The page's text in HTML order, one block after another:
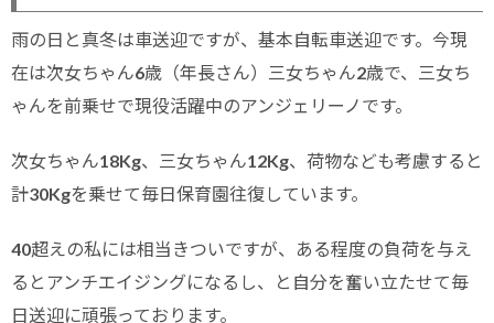
雨の日と真冬は車送迎ですが、基本自転車送迎です。今現
在は次女ちゃん6歳（年長さん）三女ちゃん2歳で、三女ち
ゃんを前乗せで現役活躍中のアンジェリーノです。
次女ちゃん18Kg、三女ちゃん12Kg、荷物なども考慮すると
計30Kgを乗せて毎日保育園往復しています。
40超えの私には相当きついですが、ある程度の負荷を与え
るとアンチエイジングになるし、と自分を奮い立たせて毎
日送迎に頑張っております。